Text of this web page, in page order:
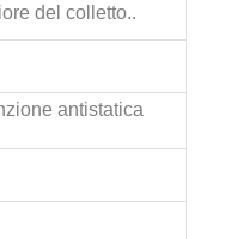
del colletto..
antistatica